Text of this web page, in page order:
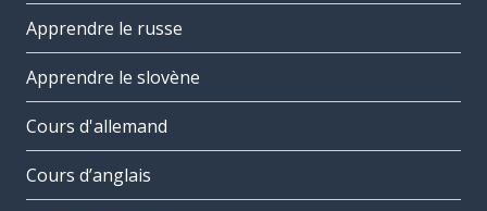
Apprendre le russe
Apprendre le slovène
Cours d'allemand
Cours d’anglais